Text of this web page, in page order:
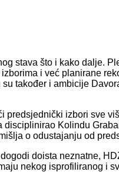
stava što i kako dalje.
i već planirane
također i ambicije
predsjednički izbori sve
disciplinirao Kolindu
o odustajanju od
doista neznatne,
nekog isprofiliranog i